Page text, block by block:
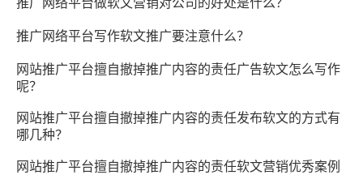
推广网络平台做软文营销对公司的好处是什么？
推广网络平台写作软文推广要注意什么？
网站推广平台擅自撤掉推广内容的责任广告软文怎么写作
呢？
网站推广平台擅自撤掉推广内容的责任发布软文的方式有
哪几种？
网站推广平台擅自撤掉推广内容的责任软文营销优秀案例